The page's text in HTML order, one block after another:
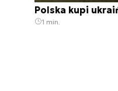
Polska kupi
1 min.